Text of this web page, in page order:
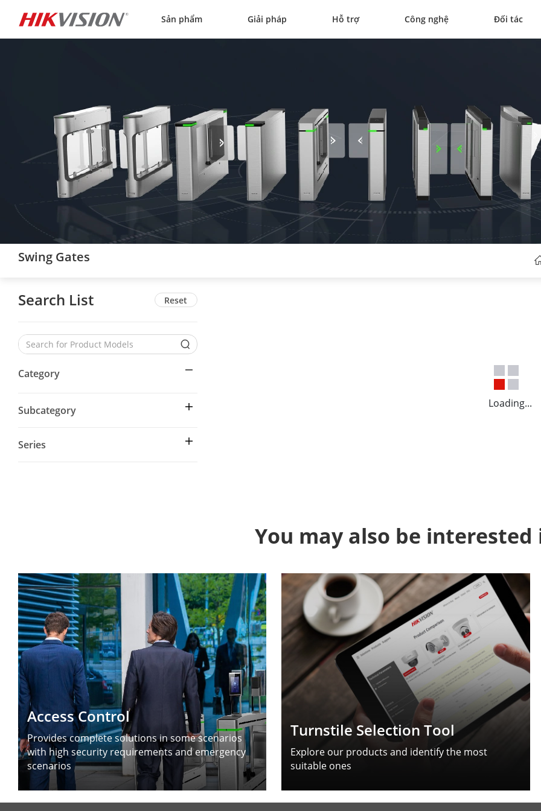
Sản phẩm Giải pháp Hỗ trợ Công nghệ Đối tác
Swing Gates
Search List Reset
Category
Subcategory
Series
Loading...
You may also be interested
Access Control
Provides complete solutions in some scenarios
with high security requirements and emergency
scenarios
Turnstile Selection Tool
Explore our products and identify the most
suitable ones